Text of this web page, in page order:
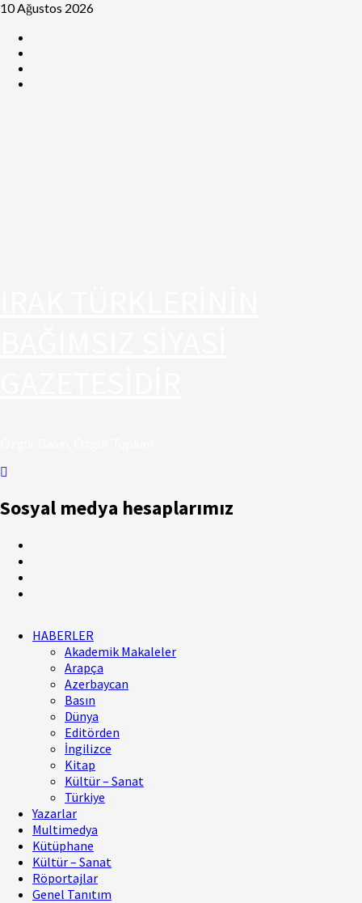
10 Ağustos 2026
Sosyal medya hesaplarımız
HABERLER
Akademik Makaleler
Arapça
Azerbaycan
Basın
Dünya
Editörden
İngilizce
Kitap
Kültür – Sanat
Türkiye
Yazarlar
Multimedya
Kütüphane
Kültür – Sanat
Röportajlar
Genel Tanıtım